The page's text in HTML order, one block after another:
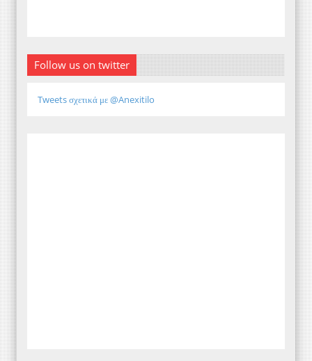
Follow us on twitter
Tweets σχετικά με @Anexitilo